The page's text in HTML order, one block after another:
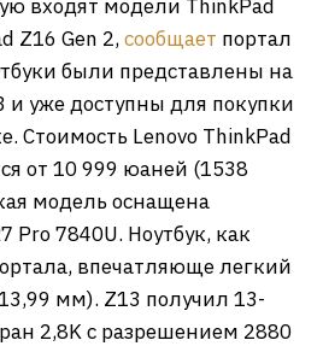
входят модели ThinkPad
Z16 Gen 2,сообщает портал
были представлены на
и уже доступны для покупки
Стоимость Lenovo ThinkPad
от 10 999 юаней (1538
модель оснащена
Pro 7840U. Ноутбук, как
впечатляюще легкий
мм). Z13 получил 13-
2,8K с разрешением 2880